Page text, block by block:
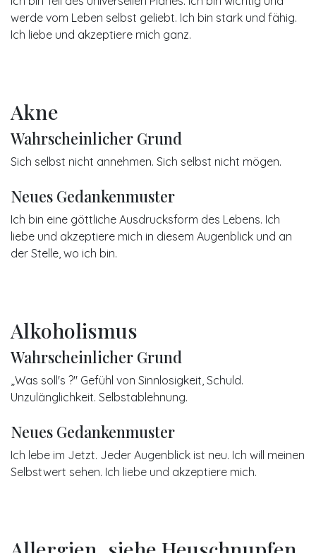
werde vom Leben selbst geliebt. Ich bin stark und fähig.
Ich liebe und akzeptiere mich ganz.
Akne
Wahrscheinlicher Grund
Sich selbst nicht annehmen. Sich selbst nicht mögen.
Neues Gedankenmuster
Ich bin eine göttliche Ausdrucksform des Lebens. Ich
liebe und akzeptiere mich in diesem Augenblick und an
der Stelle, wo ich bin.
Alkoholismus
Wahrscheinlicher Grund
„Was soll's ?" Gefühl von Sinnlosigkeit, Schuld.
Unzulänglichkeit. Selbstablehnung.
Neues Gedankenmuster
Ich lebe im Jetzt. Jeder Augenblick ist neu. Ich will meinen
Selbstwert sehen. Ich liebe und akzeptiere mich.